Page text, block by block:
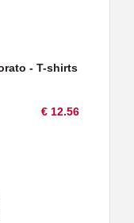
- T-shirts
€ 12.56